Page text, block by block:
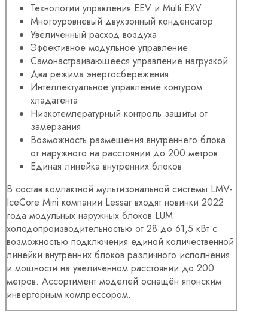
Технологии управления EEV и Multi EXV
Многоуровневый двухзонный конденсатор
Увеличенный расход воздуха
Эффективное модульное управление
Самонастраивающееся управление нагрузкой
Два режима энергосбережения
Интеллектуальное управление контуром
хладагента
Низкотемпературный контроль защиты от
замерзания
Возможность размещения внутреннего блока
от наружного на расстоянии до 200 метров
Единая линейка внутренних блоков
В состав компактной мультизональной системы LMV-
IceCore Mini компании Lessar входят новинки 2022
года модульных наружных блоков LUM
холодопроизводительностью от 28 до 61,5 кВт с
возможностью подключения единой количественной
линейки внутренних блоков различного исполнения
и мощности на увеличенном расстоянии до 200
метров. Ассортимент моделей оснащён японским
инверторным компрессором.